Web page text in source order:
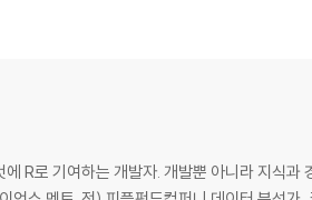
R로 기여하는 개발자. 개발뿐 아니라 지식